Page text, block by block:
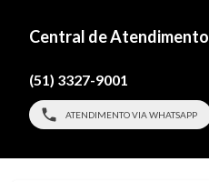
Central de Atendimento
(51) 3327-9001
ATENDIMENTO VIA WHATSAPP